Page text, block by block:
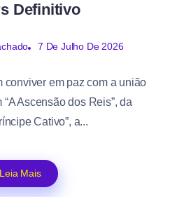
Definitivo
7 De Julho De 2026
conviver em paz com a união
Ascensão dos Reis”, da
Cativo”, a...
Leia Mais